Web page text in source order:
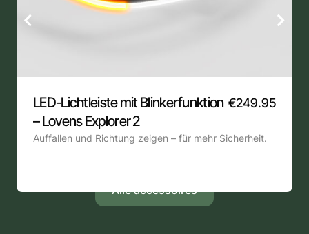
LED-Lichtleiste mit Blinkerfunktion
– Lovens Explorer 2
€249.95
Auffallen und Richtung zeigen – für mehr Sicherheit.
Alle accessoires